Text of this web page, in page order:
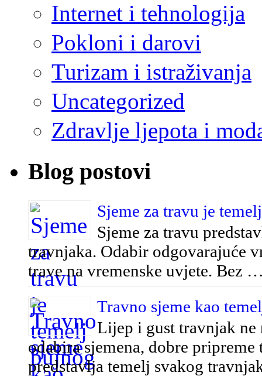
Internet i tehnologija
Pokloni i darovi
Turizam i istraživanja
Uncategorized
Zdravlje ljepota i
Blog postovi
Sjeme za travu je
Sjeme za travu
travnjaka. Odabir odgovarajuće
trave na vremenske uvjete. Bez
Travno sjeme kao
Lijep i gust travnjak ne
odabira sjemena, dobre
predstavlja temelj svakog